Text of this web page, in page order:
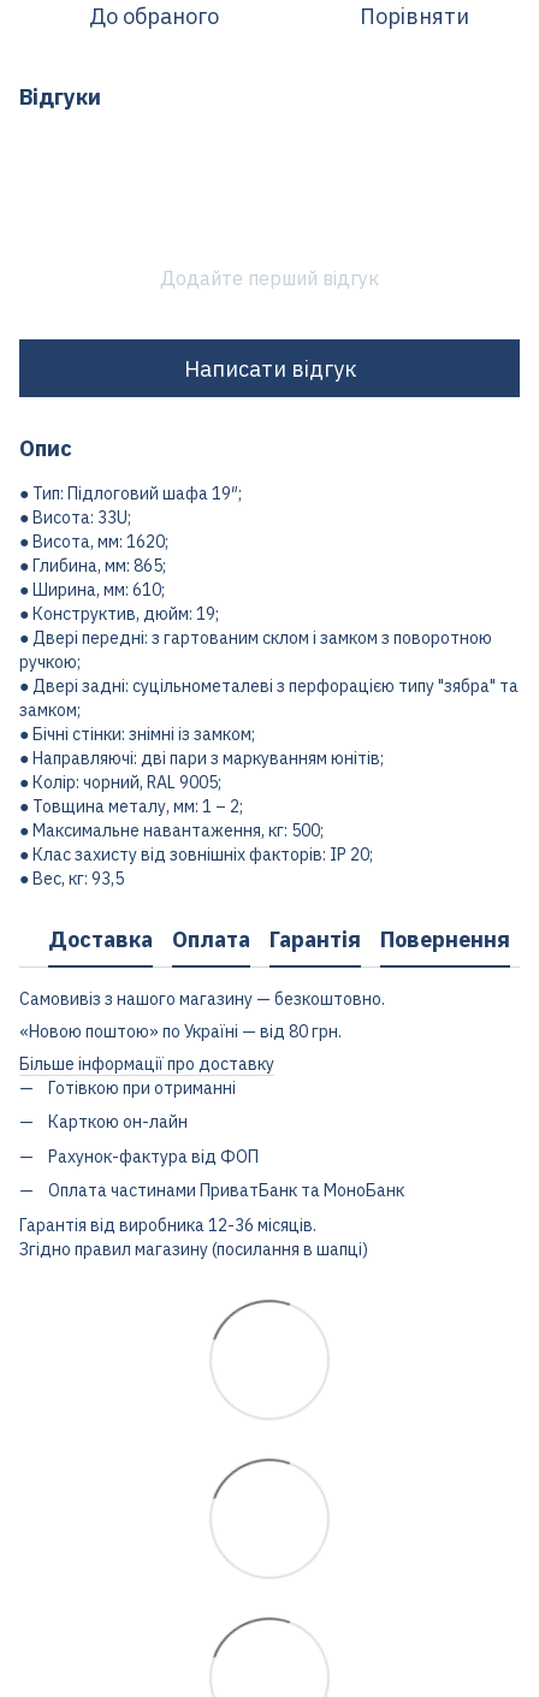
До обраного Порівняти
Відгуки
Додайте перший відгук
Написати відгук
Опис
● Тип: Підлоговий шафа 19″;
● Висота: 33U;
● Висота, мм: 1620;
● Глибина, мм: 865;
● Ширина, мм: 610;
● Конструктив, дюйм: 19;
● Двері передні: з гартованим склом і замком з поворотною
ручкою;
● Двері задні: суцільнометалеві з перфорацією типу "зябра" та
замком;
● Бічні стінки: знімні із замком;
● Направляючі: дві пари з маркуванням юнітів;
● Колір: чорний, RAL 9005;
● Товщина металу, мм: 1 – 2;
● Максимальне навантаження, кг: 500;
● Клас захисту від зовнішніх факторів: IP 20;
● Вес, кг: 93,5
Доставка Оплата Гарантія Повернення
Самовивіз з нашого магазину — безкоштовно.
«Новою поштою» по Україні — від 80 грн.
Більше інформації про доставку
Готівкою при отриманні
Карткою он-лайн
Рахунок-фактура від ФОП
Оплата частинами ПриватБанк та МоноБанк
Гарантія від виробника 12-36 місяців.
Згідно правил магазину (посилання в шапці)